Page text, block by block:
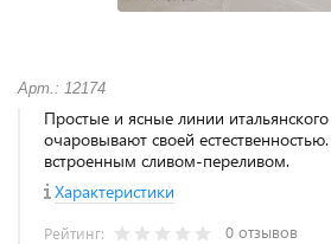
Арт.: 12174
Простые и ясные линии
очаровывают своей
встроенным сливом-переливом.
Характеристики
Рейтинг: 0 отзывов